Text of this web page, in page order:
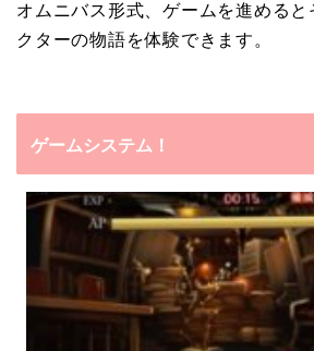
オムニバス形式、ゲームを進めると
クターの物語を体験できます。
ゲームシステム！